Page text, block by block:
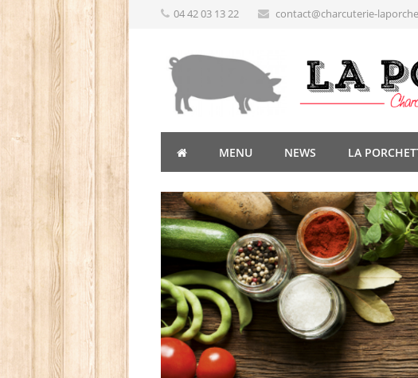
04 42 03 13 22 contact@charcuterie-
MENU NEWS LA